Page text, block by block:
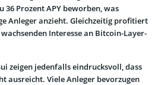
36 Prozent APY beworben, was
Anleger anzieht. Gleichzeitig profitiert
Interesse an Bitcoin-Layer-
zeigen jedenfalls eindrucksvoll, dass
ausreicht. Viele Anleger bevorzugen